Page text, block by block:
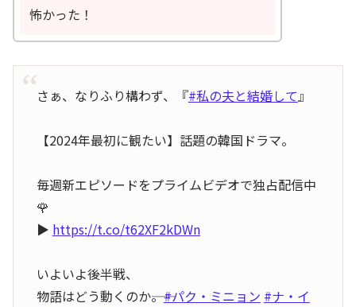
怖かった！
さぁ、なりふり構わず、『#私の夫と結婚して 』
【2024年最初に観たい】話題の韓国ドラマ。
毎週新エピソードをプライムビデオで独占配信中
🌹
▶ https://t.co/t62XF2kDWn
いよいよ後半戦、
物語はどう動くのか――。#パク・ミニョン #ナ・イ